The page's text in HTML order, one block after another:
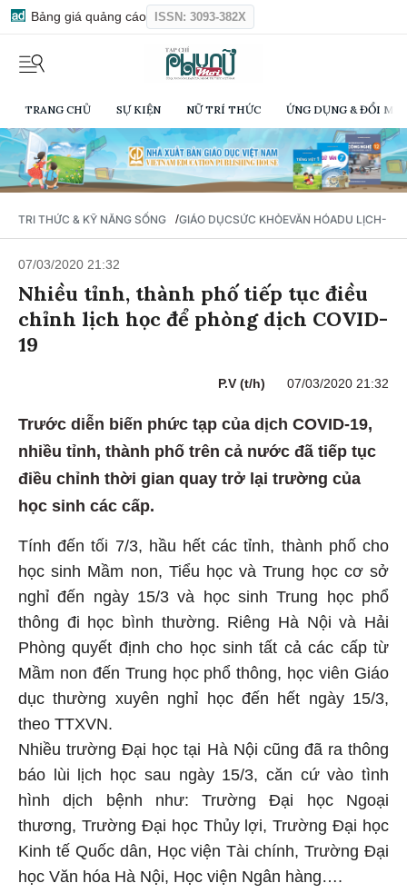
Bảng giá quảng cáo ISSN: 3093-382X
TRANG CHỦ SỰ KIỆN NỮ TRÍ THỨC ỨNG DỤNG & ĐỔI
TRI THỨC & KỸ NĂNG SỐNG /GIÁO DỤCSỨC KHỎEVĂN HÓADU LỊCH-
07/03/2020 21:32
Nhiều tỉnh, thành phố tiếp tục điều
chỉnh lịch học để phòng dịch COVID-
19
P.V (t/h) 07/03/2020 21:32
Trước diễn biến phức tạp của dịch COVID-19,
nhiều tỉnh, thành phố trên cả nước đã tiếp tục
điều chỉnh thời gian quay trở lại trường của
học sinh các cấp.
Tính đến tối 7/3, hầu hết các tỉnh, thành phố cho
học sinh Mầm non, Tiểu học và Trung học cơ sở
nghỉ đến ngày 15/3 và học sinh Trung học phổ
thông đi học bình thường. Riêng Hà Nội và Hải
Phòng quyết định cho học sinh tất cả các cấp từ
Mầm non đến Trung học phổ thông, học viên Giáo
dục thường xuyên nghỉ học đến hết ngày 15/3,
theo TTXVN.
Nhiều trường Đại học tại Hà Nội cũng đã ra thông
báo lùi lịch học sau ngày 15/3, căn cứ vào tình
hình dịch bệnh như: Trường Đại học Ngoại
thương, Trường Đại học Thủy lợi, Trường Đại học
Kinh tế Quốc dân, Học viện Tài chính, Trường Đại
học Văn hóa Hà Nội, Học viện Ngân hàng….